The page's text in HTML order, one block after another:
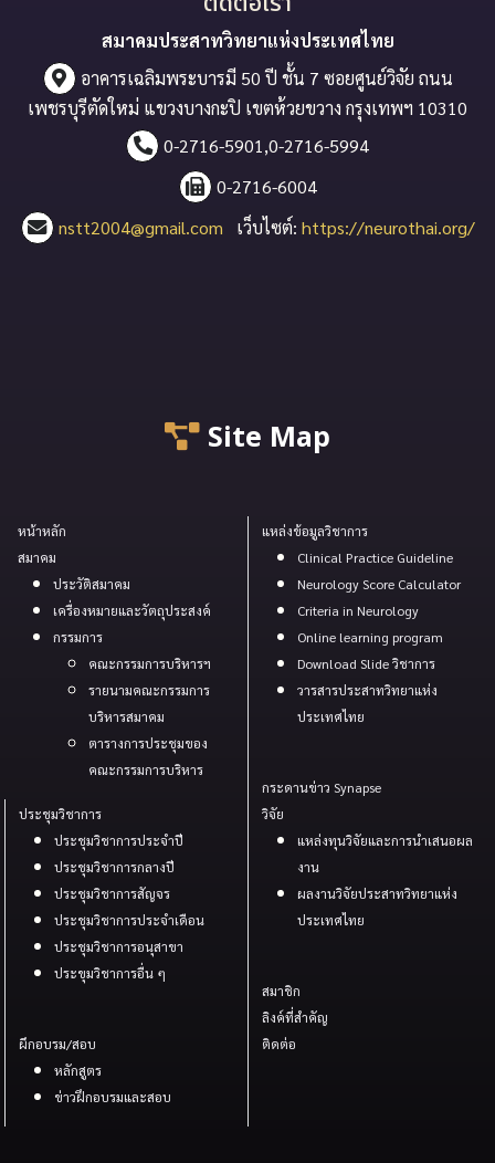
สมาคมประสาทวิทยาแห่งประเทศไทย
อาคารเฉลิมพระบารมี 50 ปี ชั้น 7 ซอยศูนย์วิจัย ถนน
เพชรบุรีตัดใหม่ แขวงบางกะปิ เขตห้วยขวาง กรุงเทพฯ 10310
0-2716-5901,0-2716-5994
0-2716-6004
nstt2004@gmail.com เว็บไซต์: https://neurothai.org/
Site Map
หน้าหลัก
สมาคม
ประวัติสมาคม
เครื่องหมายและวัตถุประสงค์
กรรมการ
คณะกรรมการบริหารฯ
รายนามคณะกรรมการ
บริหารสมาคม
ตารางการประชุมของ
คณะกรรมการบริหาร
แหล่งข้อมูลวิชาการ
Clinical Practice Guideline
Neurology Score Calculator
Criteria in Neurology
Online learning program
Download Slide วิชาการ
วารสารประสาทวิทยาแห่ง
ประเทศไทย
กระดานข่าว Synapse
ประชุมวิชาการ
ประชุมวิชาการประจำปี
ประชุมวิชาการกลางปี
ประชุมวิชาการสัญจร
ประชุมวิชาการประจำเดือน
ประชุมวิชาการอนุสาขา
ประขุมวิชาการอื่น ๆ
ผึกอบรม/สอบ
หลักสูตร
ข่าวฝึกอบรมและสอบ
วิจัย
แหล่งทุนวิจัยและการนำเสนอผล
งาน
ผลงานวิจัยประสาทวิทยาแห่ง
ประเทศไทย
สมาชิก
ลิงค์ที่สำคัญ
ติดต่อ